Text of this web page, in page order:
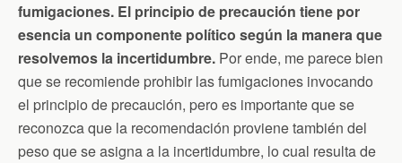
fumigaciones. El principio de precaución tiene por
esencia un componente político según la manera que
resolvemos la incertidumbre. Por ende, me parece bien
que se recomiende prohibir las fumigaciones invocando
el principio de precaución, pero es importante que se
reconozca que la recomendación proviene también del
peso que se asigna a la incertidumbre, lo cual resulta de